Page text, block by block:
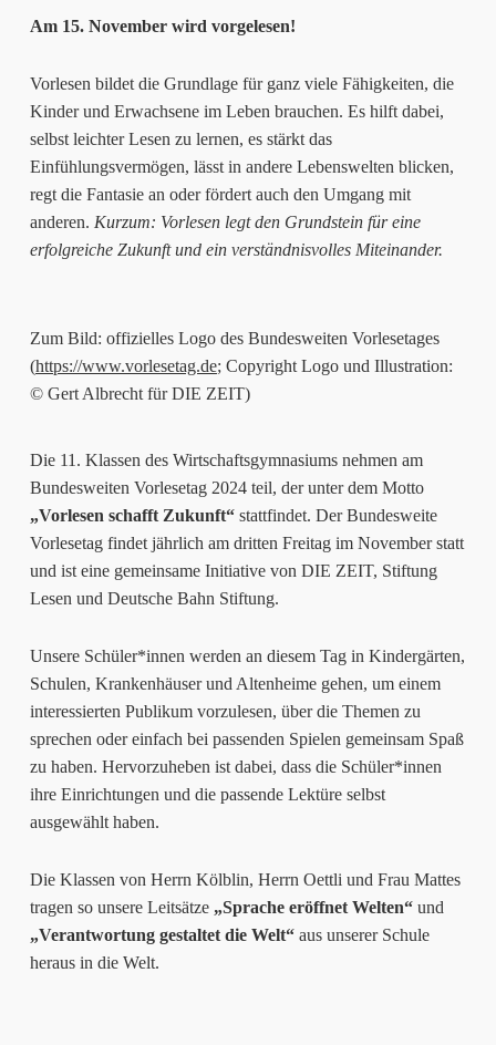
Am 15. November wird vorgelesen!
Vorlesen bildet die Grundlage für ganz viele Fähigkeiten, die
Kinder und Erwachsene im Leben brauchen. Es hilft dabei,
selbst leichter Lesen zu lernen, es stärkt das
Einfühlungsvermögen, lässt in andere Lebenswelten blicken,
regt die Fantasie an oder fördert auch den Umgang mit
anderen. Kurzum: Vorlesen legt den Grundstein für eine
erfolgreiche Zukunft und ein verständnisvolles Miteinander.
Zum Bild: offizielles Logo des Bundesweiten Vorlesetages
(https://www.vorlesetag.de; Copyright Logo und Illustration:
© Gert Albrecht für DIE ZEIT)
Die 11. Klassen des Wirtschaftsgymnasiums nehmen am
Bundesweiten Vorlesetag 2024 teil, der unter dem Motto
„Vorlesen schafft Zukunft“stattfindet. Der Bundesweite
Vorlesetag findet jährlich am dritten Freitag im November statt
und ist eine gemeinsame Initiative von DIE ZEIT, Stiftung
Lesen und Deutsche Bahn Stiftung.
Unsere Schüler*innen werden an diesem Tag in Kindergärten,
Schulen, Krankenhäuser und Altenheime gehen, um einem
interessierten Publikum vorzulesen, über die Themen zu
sprechen oder einfach bei passenden Spielen gemeinsam Spaß
zu haben. Hervorzuheben ist dabei, dass die Schüler*innen
ihre Einrichtungen und die passende Lektüre selbst
ausgewählt haben.
Die Klassen von Herrn Kölblin, Herrn Oettli und Frau Mattes
tragen so unsere Leitsätze „Sprache eröffnet Welten“und
„Verantwortung gestaltet die Welt“aus unserer Schule
heraus in die Welt.